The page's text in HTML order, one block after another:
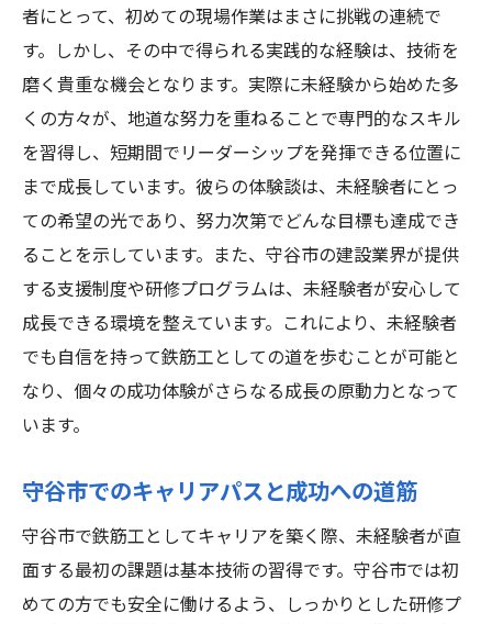
者にとって、初めての現場作業はまさに挑戦の連続で
す。しかし、その中で得られる実践的な経験は、技術を
磨く貴重な機会となります。実際に未経験から始めた多
くの方々が、地道な努力を重ねることで専門的なスキル
を習得し、短期間でリーダーシップを発揮できる位置に
まで成長しています。彼らの体験談は、未経験者にとっ
ての希望の光であり、努力次第でどんな目標も達成でき
ることを示しています。また、守谷市の建設業界が提供
する支援制度や研修プログラムは、未経験者が安心して
成長できる環境を整えています。これにより、未経験者
でも自信を持って鉄筋工としての道を歩むことが可能と
なり、個々の成功体験がさらなる成長の原動力となって
います。
守谷市でのキャリアパスと成功への道筋
守谷市で鉄筋工としてキャリアを築く際、未経験者が直
面する最初の課題は基本技術の習得です。守谷市では初
めての方でも安全に働けるよう、しっかりとした研修プ